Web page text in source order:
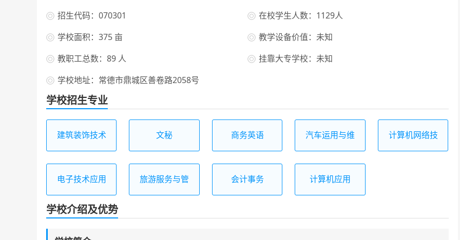
招生代码：070301
在校学生人数：1129人
学校面积：375 亩
教学设备价值：未知
教职工总数：89 人
挂靠大专学校：未知
学校地址：常德市鼎城区善卷路2058号
学校招生专业
建筑装饰技术 文秘 商务英语
汽车运用与维
计算机网络技
电子技术应用
旅游服务与管
会计事务 计算机应用
学校介绍及优势